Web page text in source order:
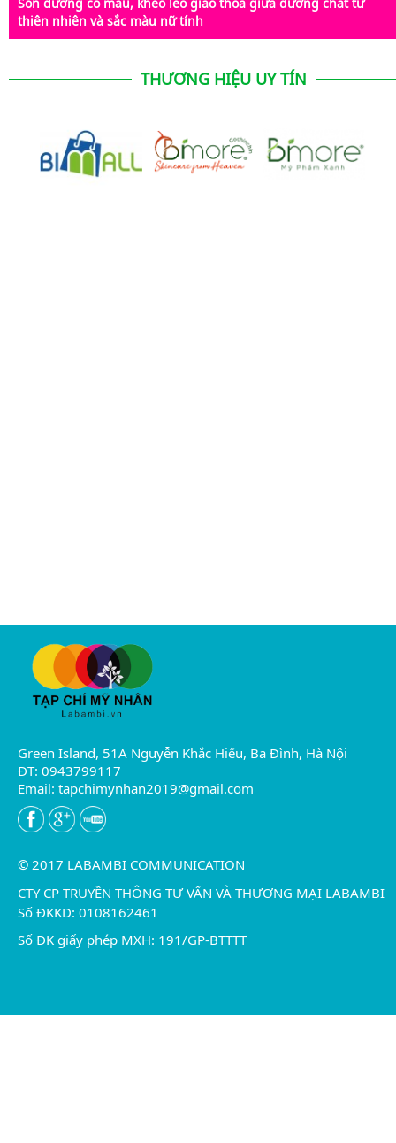
thiên nhiên và sắc màu nữ tính
THƯƠNG HIỆU UY TÍN
Green Island, 51A Nguyễn Khắc Hiếu, Ba Đình, Hà Nội
ĐT: 0943799117
Email: tapchimynhan2019@gmail.com
© 2017 LABAMBI COMMUNICATION
CTY CP TRUYỀN THÔNG TƯ VẤN VÀ THƯƠNG MẠI LABAMBI
Số ĐKKD: 0108162461
Số ĐK giấy phép MXH: 191/GP-BTTTT